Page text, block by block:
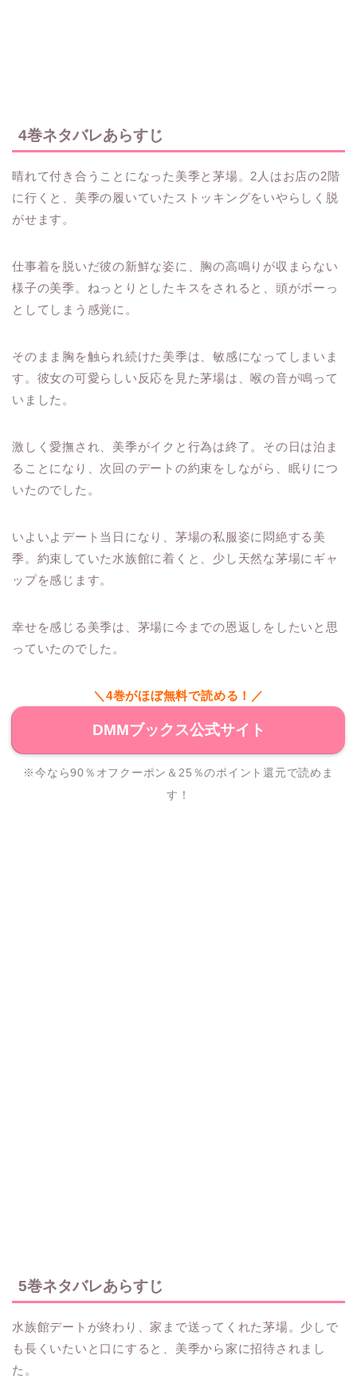
4巻ネタバレあらすじ
晴れて付き合うことになった美季と茅場。2人はお店の2階
に行くと、美季の履いていたストッキングをいやらしく脱
がせます。
仕事着を脱いだ彼の新鮮な姿に、胸の高鳴りが収まらない
様子の美季。ねっとりとしたキスをされると、頭がボーっ
としてしまう感覚に。
そのまま胸を触られ続けた美季は、敏感になってしまいま
す。彼女の可愛らしい反応を見た茅場は、喉の音が鳴って
いました。
激しく愛撫され、美季がイクと行為は終了。その日は泊ま
ることになり、次回のデートの約束をしながら、眠りにつ
いたのでした。
いよいよデート当日になり、茅場の私服姿に悶絶する美
季。約束していた水族館に着くと、少し天然な茅場にギャ
ップを感じます。
幸せを感じる美季は、茅場に今までの恩返しをしたいと思
っていたのでした。
＼4巻がほぼ無料で読める！／
DMMブックス公式サイト
※今なら90％オフクーポン＆25％のポイント還元で読めま
す！
5巻ネタバレあらすじ
水族館デートが終わり、家まで送ってくれた茅場。少しで
も長くいたいと口にすると、美季から家に招待されまし
た。